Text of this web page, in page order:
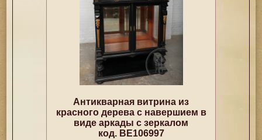
Антикварная витрина из
красного дерева с навершием в
виде аркады с зеркалом
код. BE106997